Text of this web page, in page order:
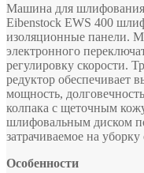
Машина для шлифования
Eibenstock EWS 400
изоляционные панели.
электронного
регулировку скорости.
редуктор обеспечивает
мощность,
колпака с щеточным
шлифовальным диском
затрачиваемое на
Особенности